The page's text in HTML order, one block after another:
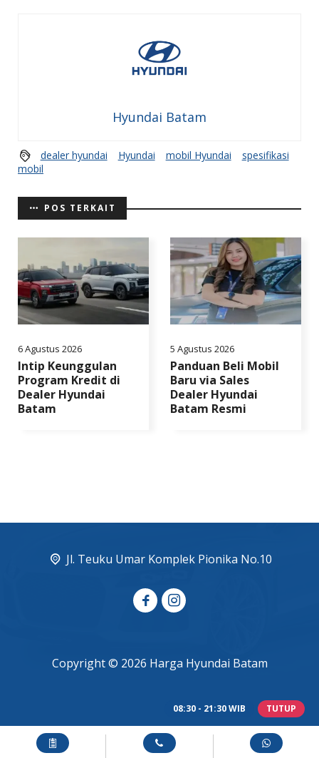
08:30 - 21:30 WIB TUTUP
Hyundai Batam
dealer hyundai Hyundai mobil Hyundai
spesifikasi
mobil
POS TERKAIT
6 Agustus 2026
Intip Keunggulan
Program Kredit di
Dealer Hyundai
Batam
5 Agustus 2026
Panduan Beli Mobil
Baru via Sales
Dealer Hyundai
Batam Resmi
Jl. Teuku Umar Komplek Pionika No.10
Copyright © 2026 Harga Hyundai Batam